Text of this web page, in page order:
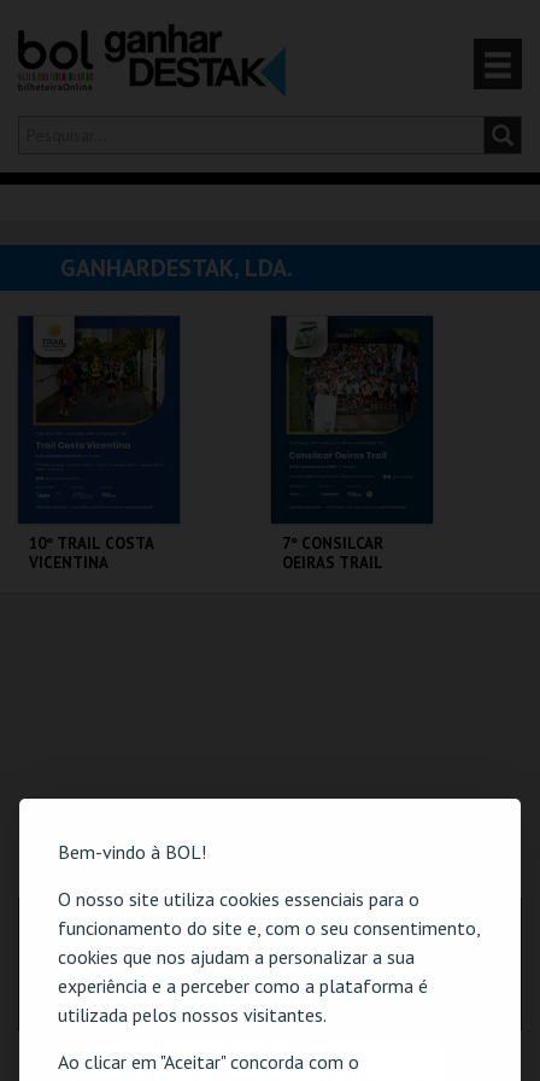
Bem-vindo à BOL!
O nosso site utiliza cookies essenciais para o
funcionamento do site e, com o seu consentimento,
cookies que nos ajudam a personalizar a sua
experiência e a perceber como a plataforma é
utilizada pelos nossos visitantes.
Ao clicar em "Aceitar" concorda com o
Olá,iniciar sessão
CARRINHO
EVENTOS
CARTÕES
PRODUTOS
GANHARDESTAK, LDA.
10º TRAIL COSTA
VICENTINA
7º CONSILCAR
OEIRAS TRAIL
MORADA
Rua Henrique Santana, nº 15, Loja A
2730-231 Barcarena